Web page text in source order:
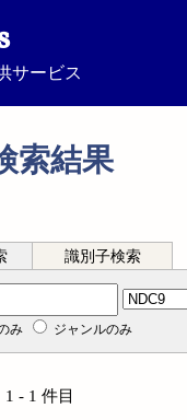
サービス
索結果
識別子検索
み ジャンルのみ
1 - 1 件目